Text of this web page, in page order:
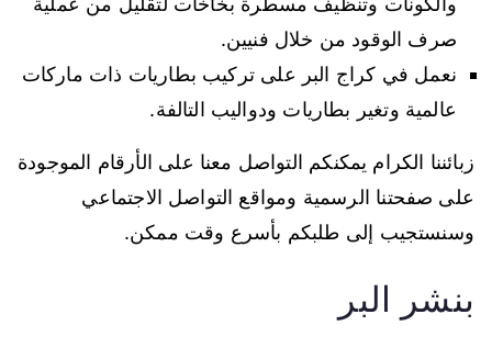
صرف الوقود من خلال فنيين.
نعمل في كراج البر على تركيب بطاريات ذات ماركات
عالمية وتغير بطاريات ودواليب التالفة.
زبائننا الكرام يمكنكم التواصل معنا على الأرقام الموجودة
على صفحتنا الرسمية ومواقع التواصل الاجتماعي
وسنستجيب إلى طلبكم بأسرع وقت ممكن.
بنشر البر